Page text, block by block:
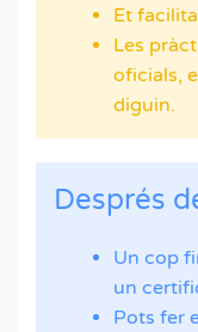
Et
Les
oficials,
diguin.
Després
Un cop
un
Pots fer